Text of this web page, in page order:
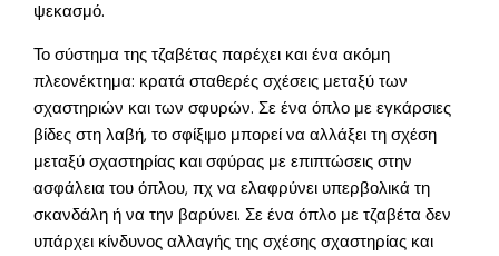
ψεκασμό.
Το σύστημα της τζαβέτας παρέχει και ένα ακόμη
πλεονέκτημα: κρατά σταθερές σχέσεις μεταξύ των
σχαστηριών και των σφυρών. Σε ένα όπλο με εγκάρσιες
βίδες στη λαβή, το σφίξιμο μπορεί να αλλάξει τη σχέση
μεταξύ σχαστηρίας και σφύρας με επιπτώσεις στην
ασφάλεια του όπλου, πχ να ελαφρύνει υπερβολικά τη
σκανδάλη ή να την βαρύνει. Σε ένα όπλο με τζαβέτα δεν
υπάρχει κίνδυνος αλλαγής της σχέσης σχαστηρίας και